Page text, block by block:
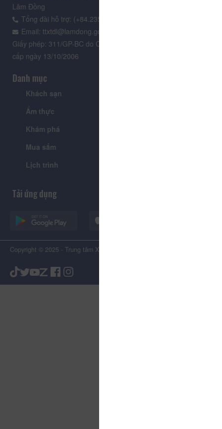
Lâm Đồng
Tổng đài hỗ trợ: (+84.235) 3.916.961
Email: ttxtdl@lamdong.gov.vn
Giấy phép: 311/GP-BC do Cục Báo chí - Bộ Văn hóa Thông tin
cấp ngày 13/10/2006
Danh mục
Khách sạn
Ẩm thực
Khám phá
Mua sắm
Lịch trình
Tải ứng dụng
Copyright © 2025 - Trung tâm Xúc tiến Du lịch Tỉnh Lâm Đồng